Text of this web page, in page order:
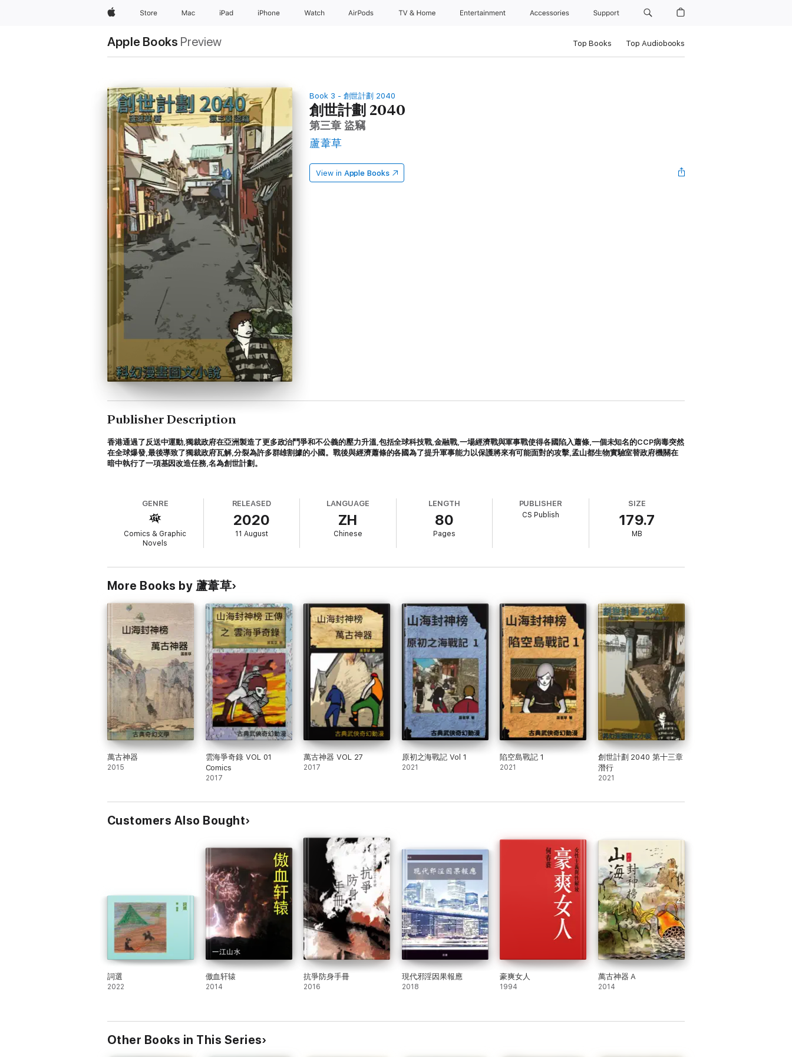
AppleStore Mac iPad iPhone Watch AirPods TV & Home Entertainment Accessories Support
Apple Books Preview Top Books Top Audiobooks
Book 3 - 創世計劃 2040
創世計劃 2040
第三章 盜竊
蘆葦草
View in Apple Books
Publisher Description
香港通過了反送中運動,獨裁政府在亞洲製造了更多政治鬥爭和不公義的壓力升溫,包括全球科技戰,金融戰,一場經濟戰與軍事戰使得各國陷入蕭條,一個未知名的CCP病毒突然
在全球爆發,最後導致了獨裁政府瓦解,分裂為許多群雄割據的小國。戰後與經濟蕭條的各國為了提升軍事能力以保護將來有可能面對的攻擊,孟山都生物實驗室替政府機關在
暗中執行了一項基因改造任務,名為創世計劃。
GENRE
Comics & Graphic
Novels
RELEASED
2020
11 August
LANGUAGE
ZH
Chinese
LENGTH
80
Pages
PUBLISHER
CS Publish
SIZE
179.7
MB
More Books by 蘆葦草
萬古神器
2015
雲海爭奇錄 VOL 01
Comics
2017
萬古神器 VOL 27
2017
原初之海戰記 Vol 1
2021
陷空島戰記 1
2021
創世計劃 2040 第十三章
潛行
2021
Customers Also Bought
詞選
2022
傲血轩辕
2014
抗爭防身手冊
2016
現代邪淫因果報應
2018
豪爽女人
1994
萬古神器 A
2014
Other Books in This Series